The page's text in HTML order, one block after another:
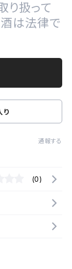
り扱って
は法律で
り
通報する
(0)